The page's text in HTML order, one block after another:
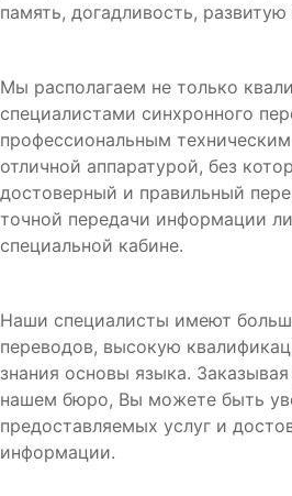
память, догадливость, развитую
Мы располагаем не только
специалистами синхронного
профессиональным
отличной аппаратурой, без
достоверный и правильный
точной передачи информации
специальной кабине.
Наши специалисты имеют
переводов, высокую
знания основы языка.
нашем бюро, Вы можете быть
предоставляемых услуг и
информации.